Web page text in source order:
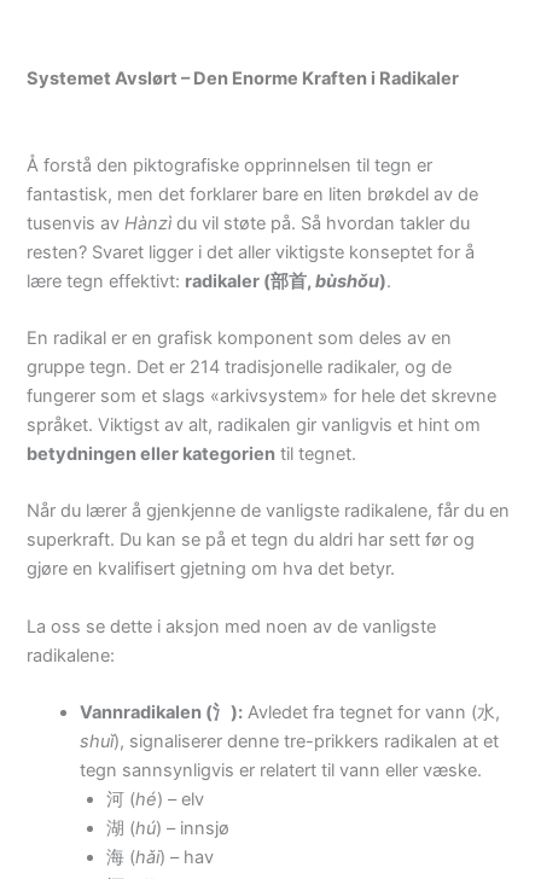
Systemet Avslørt – Den Enorme Kraften i Radikaler
Å forstå den piktografiske opprinnelsen til tegn er
fantastisk, men det forklarer bare en liten brøkdel av de
tusenvis av Hànzì du vil støte på. Så hvordan takler du
resten? Svaret ligger i det aller viktigste konseptet for å
lære tegn effektivt: radikaler (部首,bùshǒu).
En radikal er en grafisk komponent som deles av en
gruppe tegn. Det er 214 tradisjonelle radikaler, og de
fungerer som et slags «arkivsystem» for hele det skrevne
språket. Viktigst av alt, radikalen gir vanligvis et hint om
betydningen eller kategorien til tegnet.
Når du lærer å gjenkjenne de vanligste radikalene, får du en
superkraft. Du kan se på et tegn du aldri har sett før og
gjøre en kvalifisert gjetning om hva det betyr.
La oss se dette i aksjon med noen av de vanligste
radikalene:
Vannradikalen (氵): Avledet fra tegnet for vann (水,
shuǐ), signaliserer denne tre-prikkers radikalen at et
tegn sannsynligvis er relatert til vann eller væske.
河 (hé) – elv
湖 (hú) – innsjø
海 (hǎi) – hav